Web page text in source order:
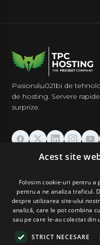
Pasiona\u021bi de
de hosting. Servere
surprize.
GĂZDUIRE
DOMENII & EMAIL
UNELTE &
COMPANIE
Acest site
Folosim cookie-uri pentru a
pentru a ne analiza traficul.
despre utilizarea site-ului
analiză, care le pot combina
sau pe care le-au colectat
STRICT NECESARE